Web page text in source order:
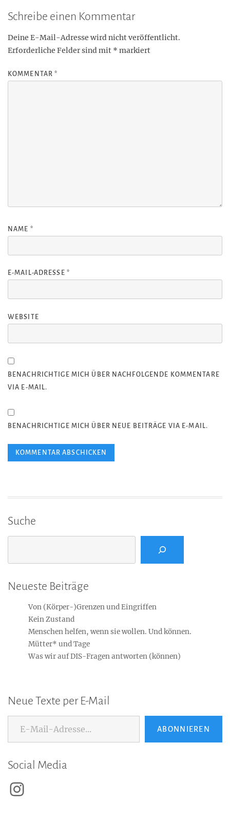
Schreibe einen Kommentar
Deine E-Mail-Adresse wird nicht veröffentlicht.
Erforderliche Felder sind mit * markiert
KOMMENTAR*
NAME *
E-MAIL-ADRESSE *
WEBSITE
BENACHRICHTIGE MICH ÜBER NACHFOLGENDE KOMMENTARE
VIA E-MAIL.
BENACHRICHTIGE MICH ÜBER NEUE BEITRÄGE VIA E-MAIL.
Suche
Neueste Beiträge
Von (Körper-)Grenzen und Eingriffen
Kein Zustand
Menschen helfen, wenn sie wollen. Und können.
Mütter* und Tage
Was wir auf DIS-Fragen antworten (können)
Neue Texte per E-Mail
E-Mail-Adresse...
ABONNIEREN
Social Media
Instagram